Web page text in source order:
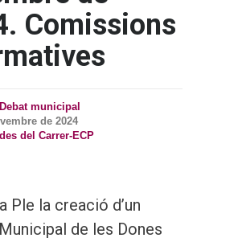
Comissions
Debat municipal
de 2024
del Carrer-ECP
Ple la creació d’un
de les Dones